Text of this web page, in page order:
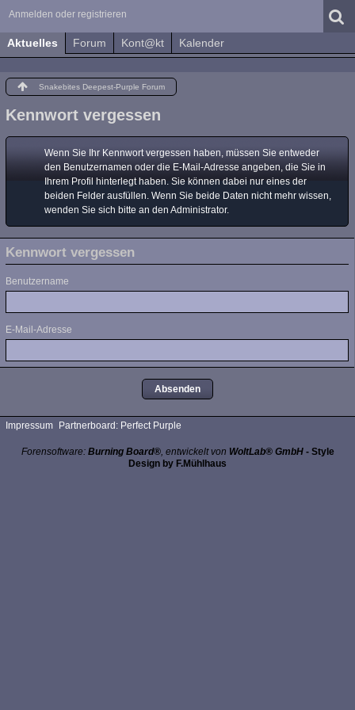
Anmelden oder registrieren
Aktuelles Forum Kont@kt Kalender
Snakebites Deepest-Purple Forum
Kennwort vergessen
Wenn Sie Ihr Kennwort vergessen haben, müssen Sie entweder
den Benutzernamen oder die E-Mail-Adresse angeben, die Sie in
Ihrem Profil hinterlegt haben. Sie können dabei nur eines der
beiden Felder ausfüllen. Wenn Sie beide Daten nicht mehr wissen,
wenden Sie sich bitte an den Administrator.
Kennwort vergessen
Benutzername
E-Mail-Adresse
Impressum Partnerboard: Perfect Purple
Forensoftware: Burning Board®, entwickelt von WoltLab® GmbH